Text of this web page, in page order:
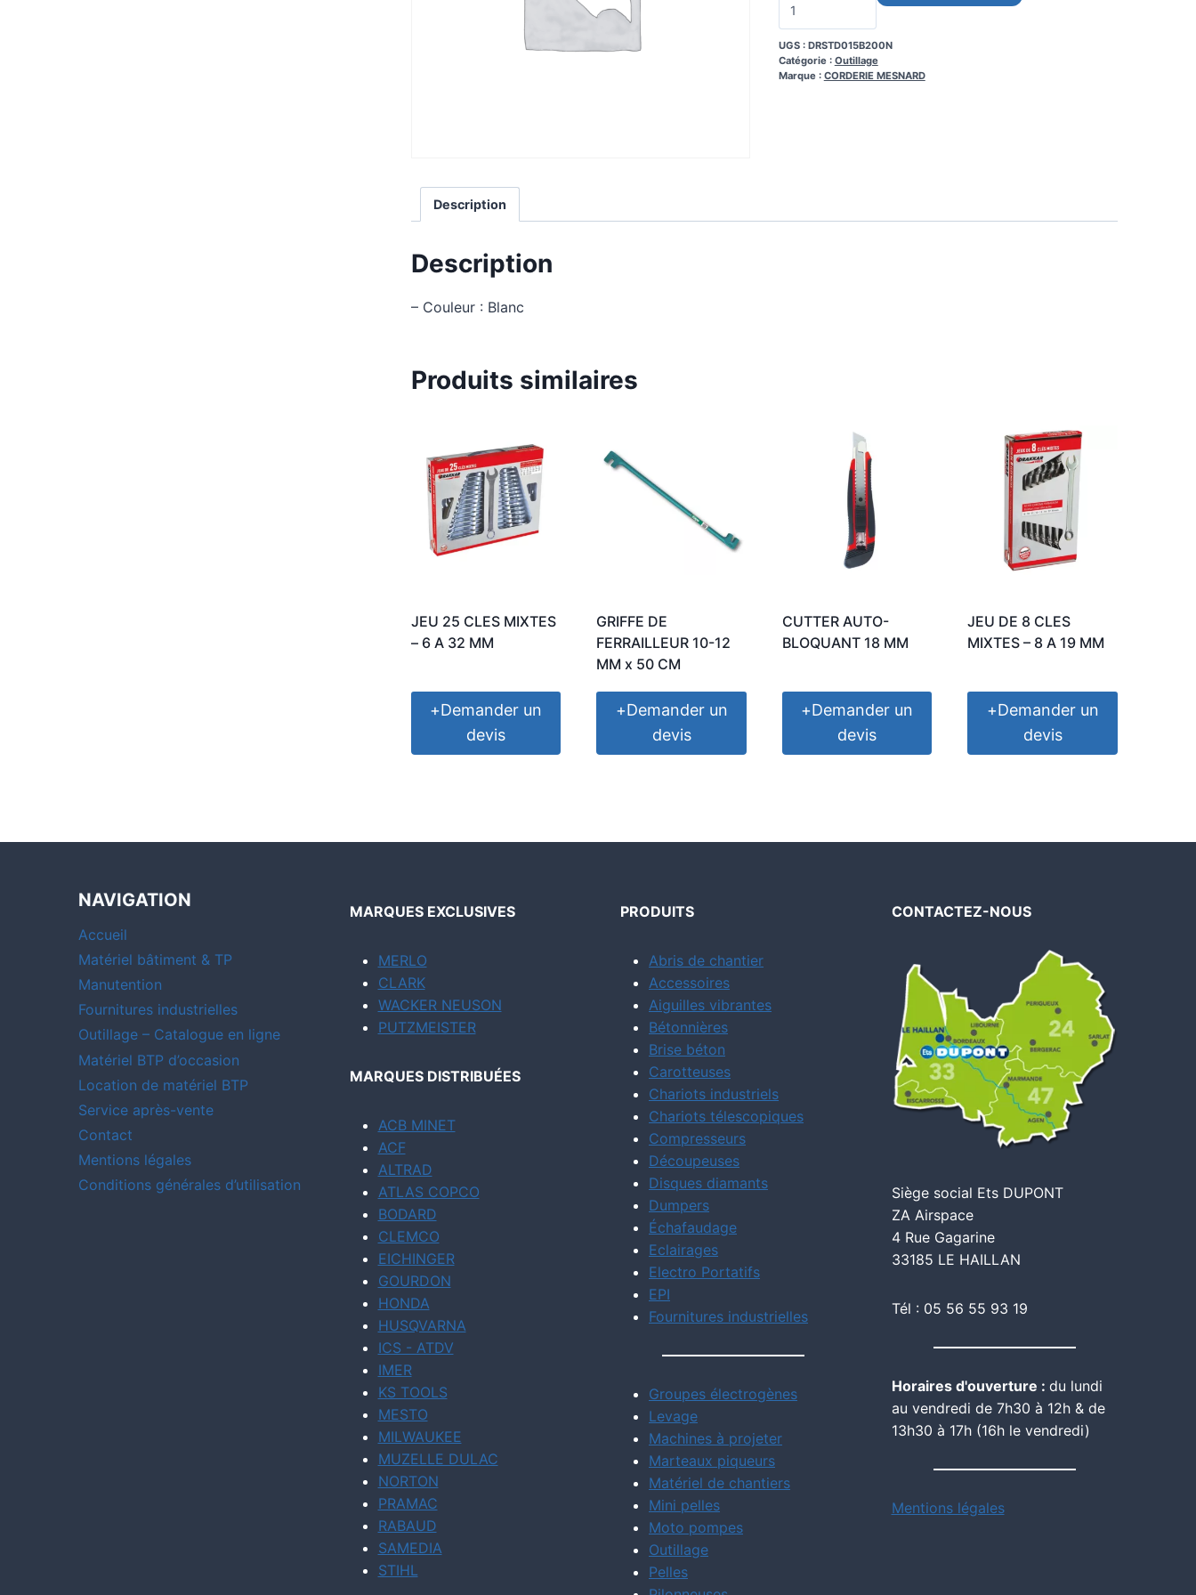
UGS : DRSTD015B200N
Catégorie : Outillage
Marque : CORDERIE MESNARD
Description
Description
– Couleur : Blanc
Produits similaires
JEU 25 CLES MIXTES
– 6 A 32 MM
+Demander un
devis
GRIFFE DE
FERRAILLEUR 10-12
MM x 50 CM
+Demander un
devis
CUTTER AUTO-
BLOQUANT 18 MM
+Demander un
devis
JEU DE 8 CLES
MIXTES – 8 A 19 MM
+Demander un
devis
NAVIGATION
Accueil
Matériel bâtiment & TP
Manutention
Fournitures industrielles
Outillage – Catalogue en ligne
Matériel BTP d’occasion
Location de matériel BTP
Service après-vente
Contact
Mentions légales
Conditions générales d’utilisation
MARQUES EXCLUSIVES
MERLO
CLARK
WACKER NEUSON
PUTZMEISTER
MARQUES DISTRIBUÉES
ACB MINET
ACF
ALTRAD
ATLAS COPCO
BODARD
CLEMCO
EICHINGER
GOURDON
HONDA
HUSQVARNA
ICS - ATDV
IMER
KS TOOLS
MESTO
MILWAUKEE
MUZELLE DULAC
NORTON
PRAMAC
RABAUD
SAMEDIA
STIHL
PRODUITS
Abris de chantier
Accessoires
Aiguilles vibrantes
Bétonnières
Brise béton
Carotteuses
Chariots industriels
Chariots télescopiques
Compresseurs
Découpeuses
Disques diamants
Dumpers
Échafaudage
Eclairages
Electro Portatifs
EPI
Fournitures industrielles
Groupes électrogènes
Levage
Machines à projeter
Marteaux piqueurs
Matériel de chantiers
Mini pelles
Moto pompes
Outillage
Pelles
CONTACTEZ-NOUS
Siège social Ets DUPONT
ZA Airspace
4 Rue Gagarine
33185 LE HAILLAN
Tél : 05 56 55 93 19
Horaires d'ouverture : du lundi
au vendredi de 7h30 à 12h & de
13h30 à 17h (16h le vendredi)
Mentions légales